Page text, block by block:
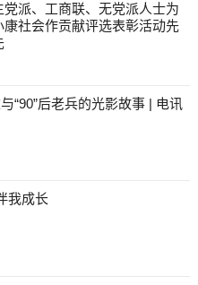
党派、工商联、无党派人士为
康社会作贡献评选表彰活动先
“90”后老兵的光影故事 | 电讯
我成长